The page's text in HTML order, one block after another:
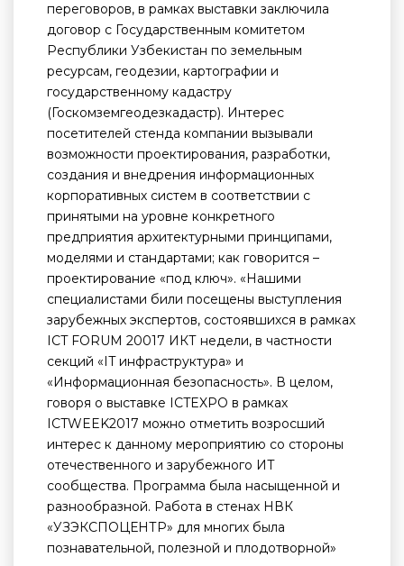
переговоров, в рамках выставки заключила
договор с Государственным комитетом
Республики Узбекистан по земельным
ресурсам, геодезии, картографии и
государственному кадастру
(Госкомземгеодезкадастр). Интерес
посетителей стенда компании вызывали
возможности проектирования, разработки,
создания и внедрения информационных
корпоративных систем в соответствии с
принятыми на уровне конкретного
предприятия архитектурными принципами,
моделями и стандартами; как говорится –
проектирование «под ключ». «Нашими
специалистами били посещены выступления
зарубежных экспертов, состоявшихся в рамках
ICT FORUM 20017 ИКТ недели, в частности
секций «IT инфраструктура» и
«Информационная безопасность». В целом,
говоря о выставке ICTEXPO в рамках
ICTWEEK2017 можно отметить возросший
интерес к данному мероприятию со стороны
отечественного и зарубежного ИТ
сообщества. Программа была насыщенной и
разнообразной. Работа в стенах НВК
«УЗЭКСПОЦЕНТР» для многих была
познавательной, полезной и плодотворной»